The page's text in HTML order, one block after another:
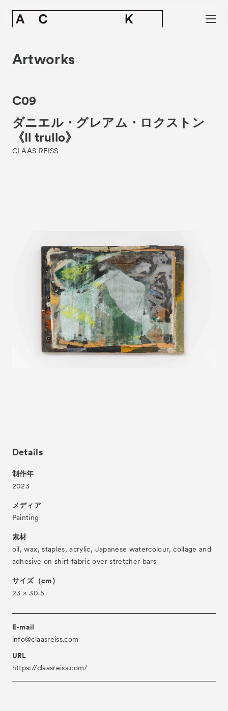
News お知らせ
Exhibitors
Special Programs
Associated Programs
Visitor Information 来場者向け情報
Partners
Press
Archive アーカイブ
Artworks
C09
ダニエル・グレアム・ロクストン
《Il trullo》
CLAAS REISS
Details
制作年
2023
メディア
Painting
素材
oil, wax, staples, acrylic, Japanese watercolour, collage and
adhesive on shirt fabric over stretcher bars
サイズ（cm）
23 × 30.5
E-mail
info@claasreiss.com
URL
https://claasreiss.com/